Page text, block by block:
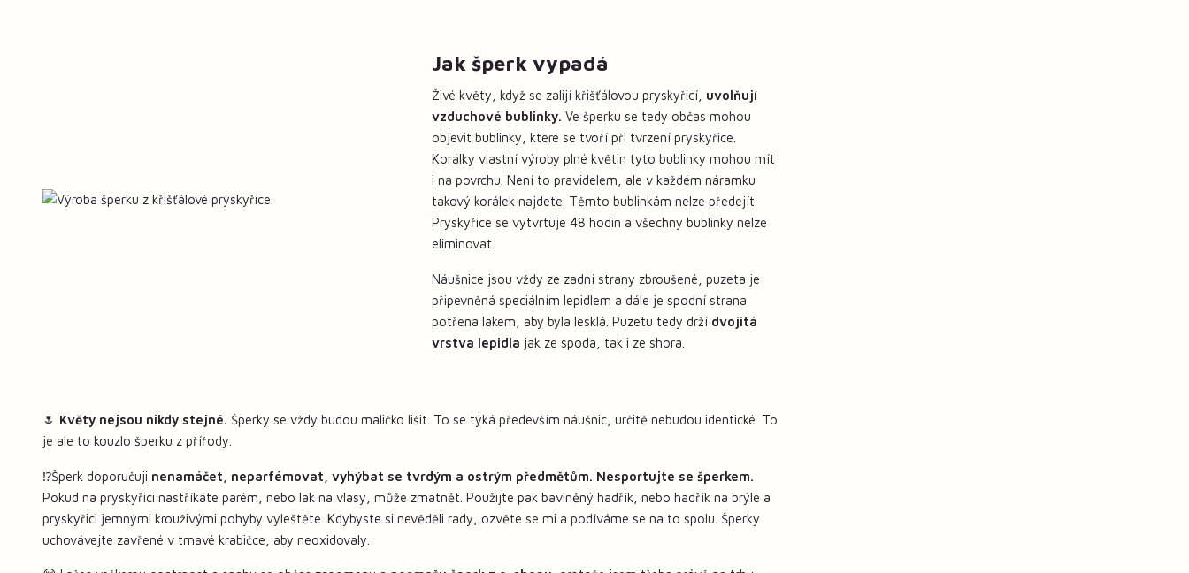
Jak šperk vypadá
Živé květy, když se zalijí křišťálovou pryskyřicí, uvolňují
vzduchové bublinky. Ve šperku se tedy občas mohou
objevit bublinky, které se tvoří při tvrzení pryskyřice.
Korálky vlastní výroby plné květin tyto bublinky mohou mít
i na povrchu. Není to pravidelem, ale v každém náramku
takový korálek najdete. Těmto bublinkám nelze předejít.
Pryskyřice se vytvrtuje 48 hodin a všechny bublinky nelze
eliminovat.
Náušnice jsou vždy ze zadní strany zbroušené, puzeta je
připevněná speciálním lepidlem a dále je spodní strana
potřena lakem, aby byla lesklá. Puzetu tedy drží dvojitá
vrstva lepidla jak ze spoda, tak i ze shora.
🌷 Květy nejsou nikdy stejné. Šperky se vždy budou maličko lišit. To se týká především náušnic, určitě nebudou identické. To
je ale to kouzlo šperku z přířody.
⁉️Šperk doporučuji nenamáčet, neparfémovat, vyhýbat se tvrdým a ostrým předmětům. Nesportujte se šperkem.
Pokud na pryskyřici nastříkáte parém, nebo lak na vlasy, může zmatnět. Použijte pak bavlněný hadřík, nebo hadřík na brýle a
pryskyřici jemnými krouživými pohyby vyleštěte. Kdybyste si nevěděli rady, ozvěte se mi a podíváme se na to spolu. Šperky
uchovávejte zavřené v tmavé krabičce, aby neoxidovaly.